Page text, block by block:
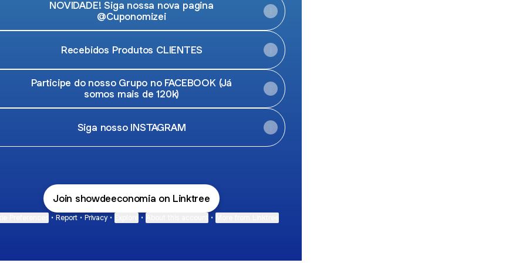
NOVIDADE! Siga nossa nova pagina
@Cuponomizei
Recebidos Produtos CLIENTES
Participe do nosso Grupo no FACEBOOK (Já
somos mais de 120k)
Siga nosso INSTAGRAM
Join showdeeconomia on Linktree
• Report • Privacy • • •